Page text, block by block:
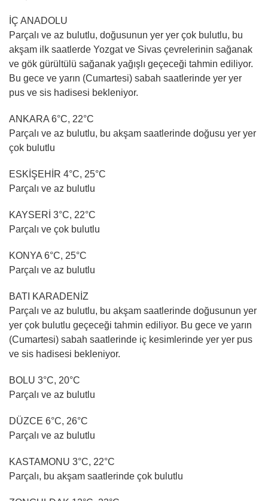
İÇ ANADOLU
Parçalı ve az bulutlu, doğusunun yer yer çok bulutlu, bu
akşam ilk saatlerde Yozgat ve Sivas çevrelerinin sağanak
ve gök gürültülü sağanak yağışlı geçeceği tahmin ediliyor.
Bu gece ve yarın (Cumartesi) sabah saatlerinde yer yer
pus ve sis hadisesi bekleniyor.
ANKARA 6°C, 22°C
Parçalı ve az bulutlu, bu akşam saatlerinde doğusu yer yer
çok bulutlu
ESKİŞEHİR 4°C, 25°C
Parçalı ve az bulutlu
KAYSERİ 3°C, 22°C
Parçalı ve çok bulutlu
KONYA 6°C, 25°C
Parçalı ve az bulutlu
BATI KARADENİZ
Parçalı ve az bulutlu, bu akşam saatlerinde doğusunun yer
yer çok bulutlu geçeceği tahmin ediliyor. Bu gece ve yarın
(Cumartesi) sabah saatlerinde iç kesimlerinde yer yer pus
ve sis hadisesi bekleniyor.
BOLU 3°C, 20°C
Parçalı ve az bulutlu
DÜZCE 6°C, 26°C
Parçalı ve az bulutlu
KASTAMONU 3°C, 22°C
Parçalı, bu akşam saatlerinde çok bulutlu